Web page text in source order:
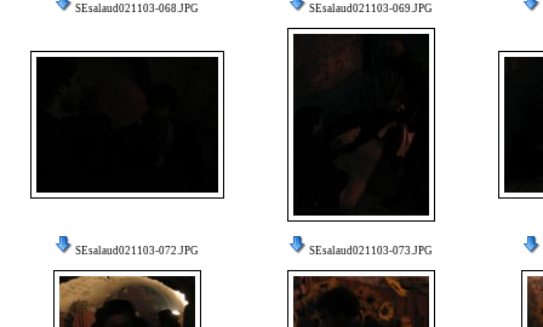
SEsalaud021103-068.JPG SEsalaud021103-069.JPG
SEsalaud021103-072.JPG SEsalaud021103-073.JPG